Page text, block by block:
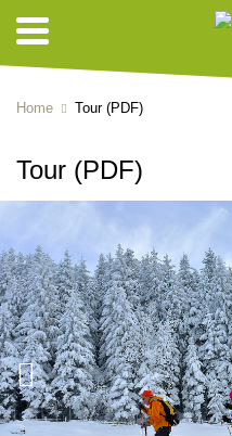
Home Tour (PDF)
Tour (PDF)